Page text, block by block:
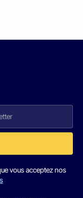
vous acceptez nos